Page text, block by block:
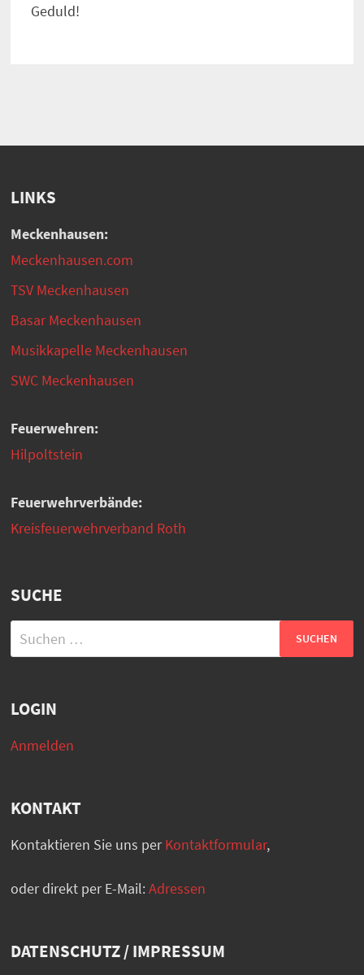
Geduld!
LINKS
Meckenhausen:
Meckenhausen.com
TSV Meckenhausen
Basar Meckenhausen
Musikkapelle Meckenhausen
SWC Meckenhausen
Feuerwehren:
Hilpoltstein
Feuerwehrverbände:
Kreisfeuerwehrverband Roth
SUCHE
Suchen
nach:
LOGIN
Anmelden
KONTAKT
Kontaktieren Sie uns perKontaktformular,
oder direkt per E-Mail:Adressen
DATENSCHUTZ / IMPRESSUM